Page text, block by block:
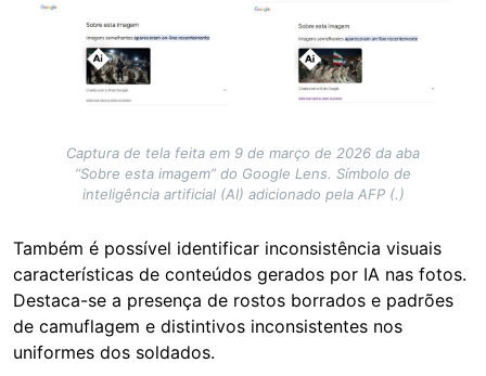
Image
Captura de tela feita em 9 de março de 2026 da aba
“Sobre esta imagem” do Google Lens. Símbolo de
inteligência artificial (AI) adicionado pela AFP (.)
Também é possível identificar inconsistência visuais
características de conteúdos gerados por IA nas fotos.
Destaca-se a presença de rostos borrados e padrões
de camuflagem e distintivos inconsistentes nos
uniformes dos soldados.